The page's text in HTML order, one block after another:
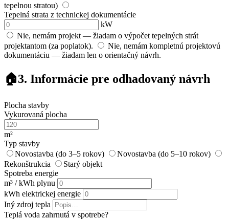
tepelnou stratou)
Tepelná strata z technickej dokumentácie
kW
Nie, nemám projekt — žiadam o výpočet tepelných strát
projektantom (za poplatok).
Nie, nemám kompletnú projektovú
dokumentáciu — žiadam len o orientačný návrh.
🏠3. Informácie pre odhadovaný návrh
Plocha stavby
Vykurovaná plocha
m²
Typ stavby
Novostavba (do 3–5 rokov)
Novostavba (do 5–10 rokov)
Rekonštrukcia
Starý objekt
Spotreba energie
m³ / kWh plynu
kWh elektrickej energie
Iný zdroj tepla
Teplá voda zahrnutá v spotrebe?